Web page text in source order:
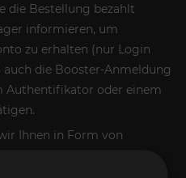
die Bestellung bezahlt
informieren, um
zu erhalten (nur Login
auch die Booster-Anmeldung
Authentifikator oder einem
Ihnen in Form von
zur Verfügung stellen.